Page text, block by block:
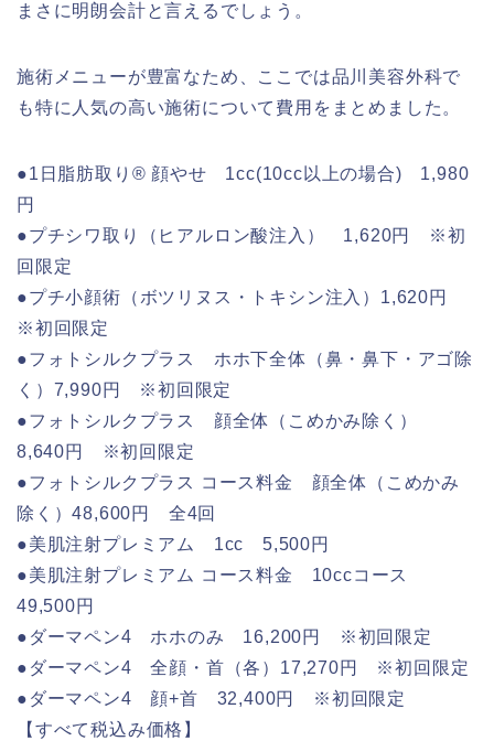
まさに明朗会計と言えるでしょう。
施術メニューが豊富なため、ここでは品川美容外科で
も特に人気の高い施術について費用をまとめました。
●1日脂肪取り® 顔やせ 1cc(10cc以上の場合) 1,980
円
●プチシワ取り（ヒアルロン酸注入） 1,620円 ※初
回限定
●プチ小顔術（ボツリヌス・トキシン注入）1,620円
※初回限定
●フォトシルクプラス ホホ下全体（鼻・鼻下・アゴ除
く）7,990円 ※初回限定
●フォトシルクプラス 顔全体（こめかみ除く）
8,640円 ※初回限定
●フォトシルクプラス コース料金 顔全体（こめかみ
除く）48,600円 全4回
●美肌注射プレミアム 1cc 5,500円
●美肌注射プレミアム コース料金 10ccコース
49,500円
●ダーマペン4 ホホのみ 16,200円 ※初回限定
●ダーマペン4 全顔・首（各）17,270円 ※初回限定
●ダーマペン4 顔+首 32,400円 ※初回限定
【すべて税込み価格】